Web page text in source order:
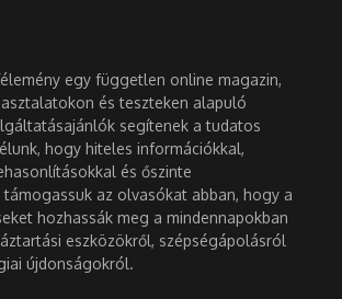
egy független online magazin,
és teszteken alapuló
segítenek a tudatos
hogy hiteles információkkal,
és őszinte
az olvasókat abban, hogy a
hozhassák meg a mindennapokban
eszközökről, szépségápolásról
újdonságokról.